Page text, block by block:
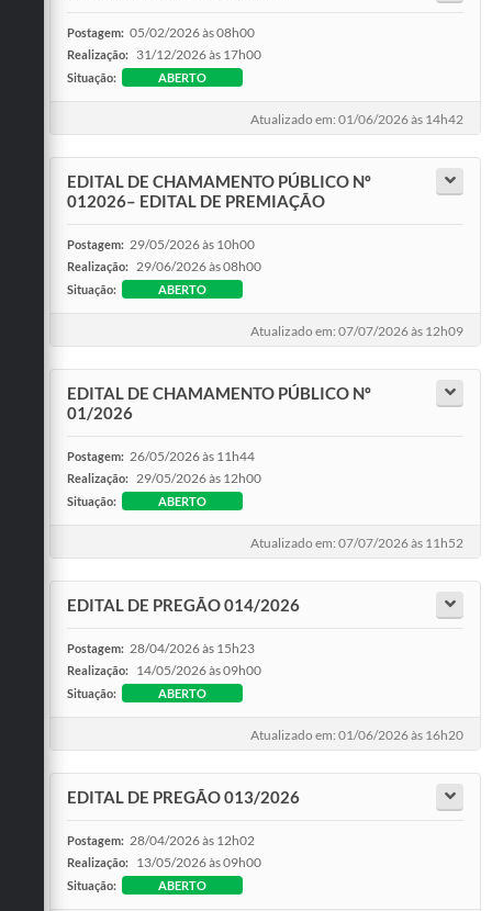
Postagem: 05/02/2026 às 08h00
Realização: 31/12/2026 às 17h00
Situação: ABERTO
Atualizado em: 01/06/2026 às 14h42
EDITAL DE CHAMAMENTO PÚBLICO Nº
012026– EDITAL DE PREMIAÇÃO
Postagem: 29/05/2026 às 10h00
Realização: 29/06/2026 às 08h00
Situação: ABERTO
Atualizado em: 07/07/2026 às 12h09
EDITAL DE CHAMAMENTO PÚBLICO Nº
01/2026
Postagem: 26/05/2026 às 11h44
Realização: 29/05/2026 às 12h00
Situação: ABERTO
Atualizado em: 07/07/2026 às 11h52
EDITAL DE PREGÃO 014/2026
Postagem: 28/04/2026 às 15h23
Realização: 14/05/2026 às 09h00
Situação: ABERTO
Atualizado em: 01/06/2026 às 16h20
EDITAL DE PREGÃO 013/2026
Postagem: 28/04/2026 às 12h02
Realização: 13/05/2026 às 09h00
Situação: ABERTO